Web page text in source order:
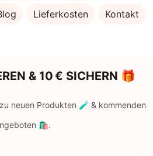
Lieferkosten Kontakt
& 10 € SICHERN 🎁
neuen Produkten 🧪 & kommenden
🛍️.